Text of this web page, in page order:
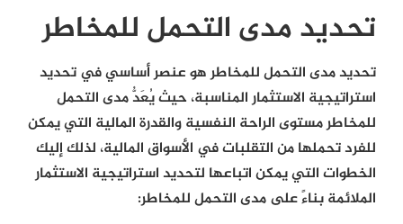
تحديد مدى التحمل للمخاطر
تحديد مدى التحمل للمخاطر هو عنصر أساسي في تحديد
استراتيجية الاستثمار المناسبة، حيث يُعَدُّ مدى التحمل
للمخاطر مستوى الراحة النفسية والقدرة المالية التي يمكن
للفرد تحملها من التقلبات في الأسواق المالية، لذلك إليك
الخطوات التي يمكن اتباعها لتحديد استراتيجية الاستثمار
الملائمة بناءً على مدى التحمل للمخاطر: